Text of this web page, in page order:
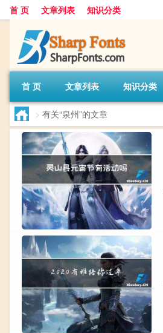
首 页 文章列表 知识分类
首 页 文章列表 知识分类
> 有关“泉州”的文章